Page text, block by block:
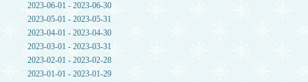
2023-06-01 - 2023-06-30
2023-05-01 - 2023-05-31
2023-04-01 - 2023-04-30
2023-03-01 - 2023-03-31
2023-02-01 - 2023-02-28
2023-01-01 - 2023-01-29